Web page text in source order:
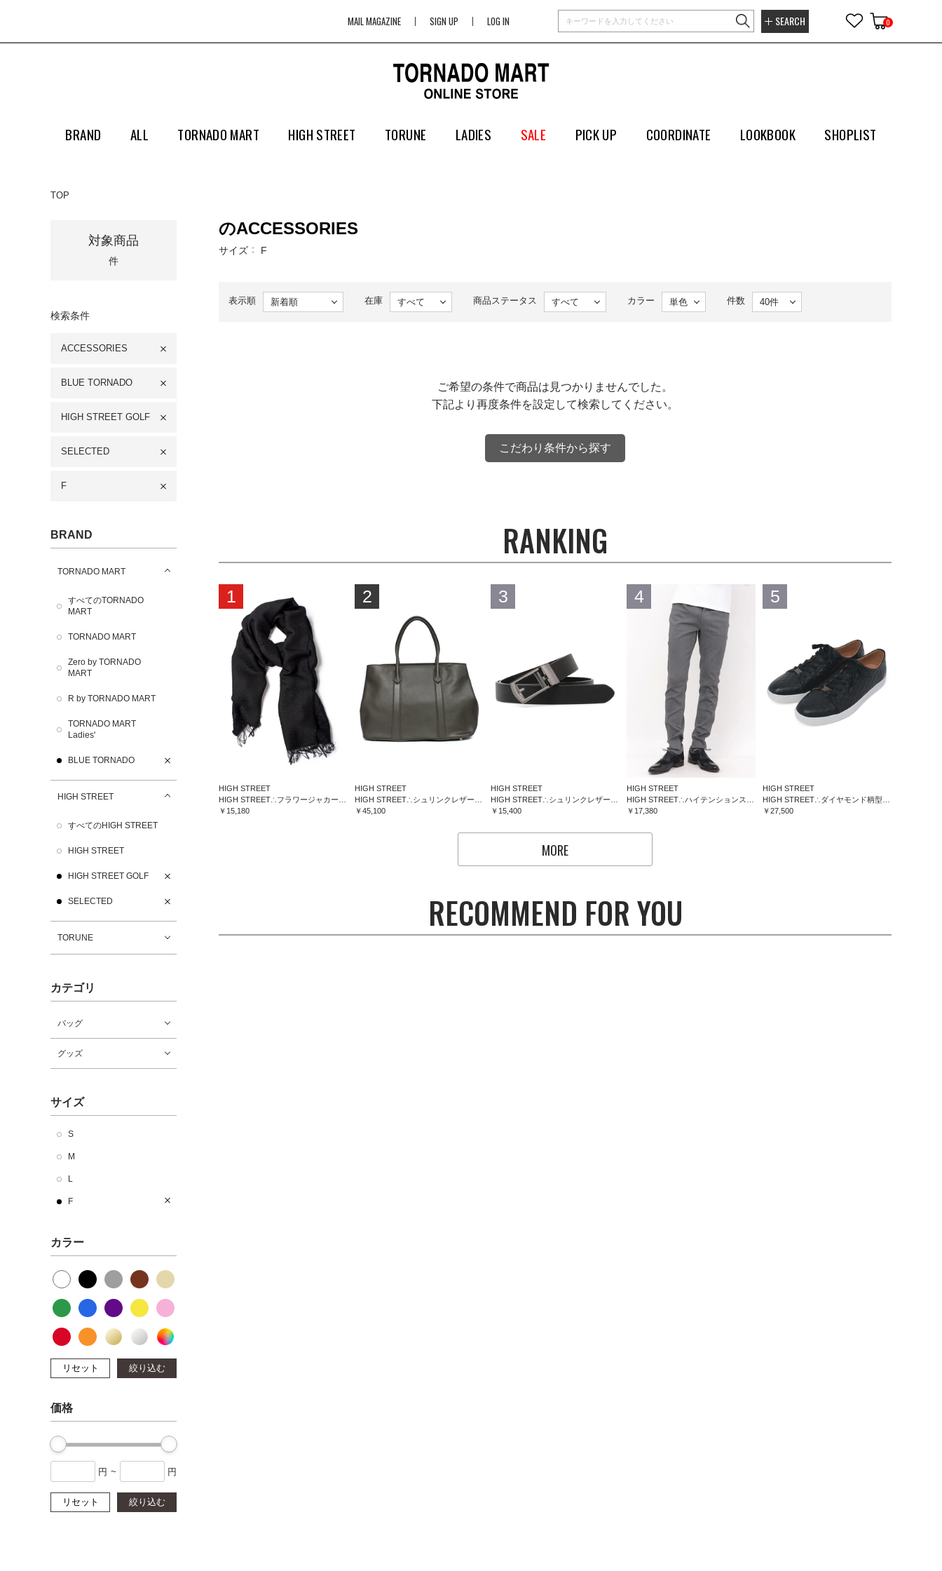
MAIL MAGAZINE SIGN UP LOG IN SEARCH 0
BRAND ALL TORNADO MART HIGH STREET TORUNE LADIES SALE PICK UP COORDINATE LOOKBOOK SHOPLIST
TOP
対象商品
件
検索条件
ACCESSORIES
BLUE TORNADO
HIGH STREET GOLF
SELECTED
F
BRAND
TORNADO MART
すべてのTORNADO
MART
TORNADO MART
Zero by TORNADO
MART
R by TORNADO MART
TORNADO MART
Ladies'
BLUE TORNADO
HIGH STREET
すべてのHIGH STREET
HIGH STREET
HIGH STREET GOLF
SELECTED
TORUNE
カテゴリ
バッグ
グッズ
サイズ
S
M
L
F
カラー
リセット 絞り込む
価格
円 ~ 円
リセット 絞り込む
のACCESSORIES
サイズ F
表示順 在庫 商品ステータス カラー 件数
ご希望の条件で商品は見つかりませんでした。
下記より再度条件を設定して検索してください。
こだわり条件から探す
RANKING
1
HIGH STREET
￥15,180
2
HIGH STREET
￥45,100
3
HIGH STREET
￥15,400
4
HIGH STREET
￥17,380
5
HIGH STREET
￥27,500
MORE
RECOMMEND FOR YOU